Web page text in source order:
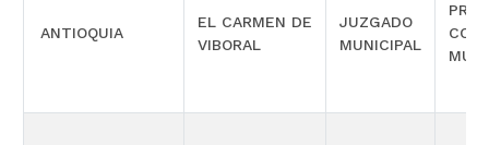
ANTIOQUIA
EL CARMEN DE
VIBORAL
JUZGADO
MUNICIPAL